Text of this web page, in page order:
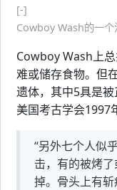
[-]
Cowboy Wash的一个
Cowboy Wash上
难或储存食物。但
遗体，其中5具是被
美国考古学会1997
“另外七个人似
击，有的被烤
掉。骨头上有